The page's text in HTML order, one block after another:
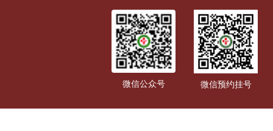
微信公众号 微信预约挂号